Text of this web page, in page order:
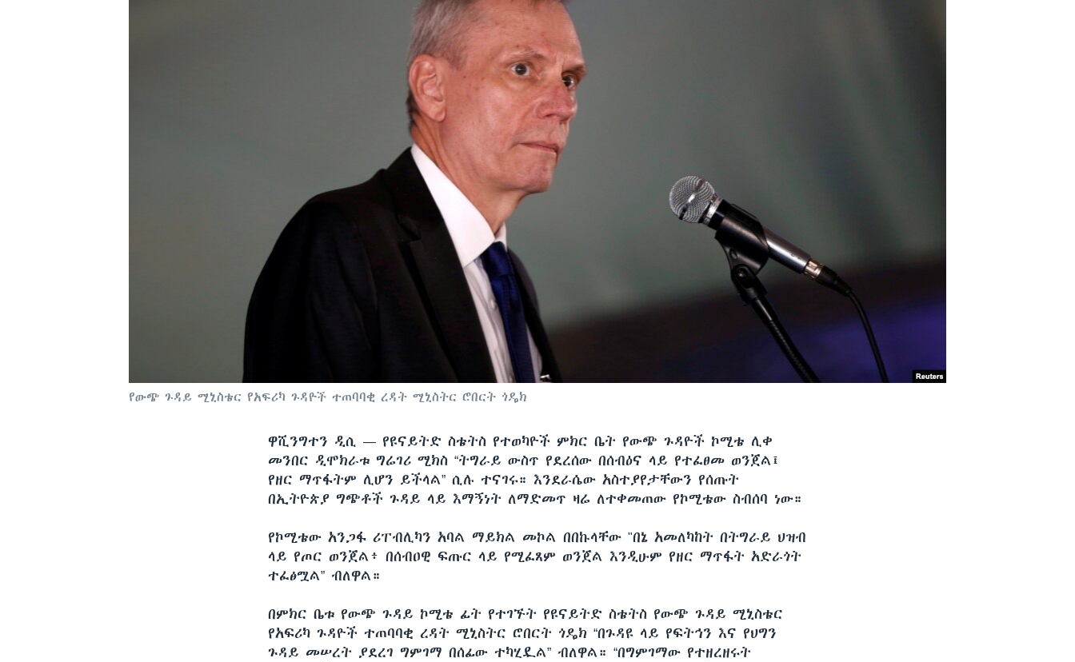
የውጭ ጉዳይ ሚኒስቴር የአፍሪካ ጉዳዮች ተጠባባቂ ረዳት ሚኒስትር ሮበርት ጎዴክ
ዋሺንግተን ዲሲ — የዩናይትድ ስቴትስ የተወካዮች ምክር ቤት የውጭ ጉዳዮች ኮሚቴ ሊቀ
መንበር ዲሞክራቱ ግሬገሪ ሚክስ “ትግራይ ውስጥ የደረሰው በሰብዕና ላይ የተፈፀመ ወንጀል፤
የዘር ማጥፋትም ሊሆን ይችላል” ሲሉ ተናገሩ። እንደራሴው አስተያየታቸውን የሰጡት
በኢትዮጵያ ግጭቶች ጉዳይ ላይ እማኝነት ለማድመጥ ዛሬ ለተቀመጠው የኮሚቴው ስብሰባ ነው።
የኮሚቴው አንጋፋ ሪፐብሊካን አባል ማይክል መኮል በበኩላቸው "በኔ አመለካከት በትግራይ ህዝብ
ላይ የጦር ወንጀል፥ በሰብዐዊ ፍጡር ላይ የሚፈጸም ወንጀል እንዲሁም የዘር ማጥፋት አድራጎት
ተፈፅሟል” ብለዋል።
በምክር ቤቱ የውጭ ጉዳይ ኮሚቴ ፊት የተገኙት የዩናይትድ ስቴትስ የውጭ ጉዳይ ሚኒስቴር
የአፍሪካ ጉዳዮች ተጠባባቂ ረዳት ሚኒስትር ሮበርት ጎዴክ “በጉዳዩ ላይ የፍትኅን እና የህግን
ጉዳይ መሠረት ያደረገ ግምገማ በሰፊው ተካሂዷል” ብለዋል። “በግምገማው የተዘረዘሩት